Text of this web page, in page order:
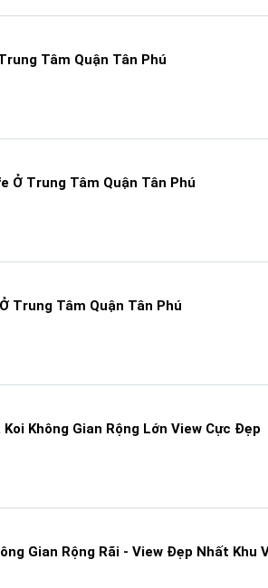
Tâm Quận Tân Phú
Ở Trung Tâm Quận Tân Phú
Trung Tâm Quận Tân Phú
Không Gian Rộng Lớn View Cực Đẹp
Gian Rộng Rãi - View Đẹp Nhất Khu